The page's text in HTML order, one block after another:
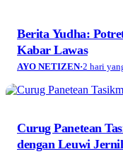
Berita Yudha:
Kabar Lawas
AYO NETIZEN·2 hari
Curug Panetean
dengan Leuwi